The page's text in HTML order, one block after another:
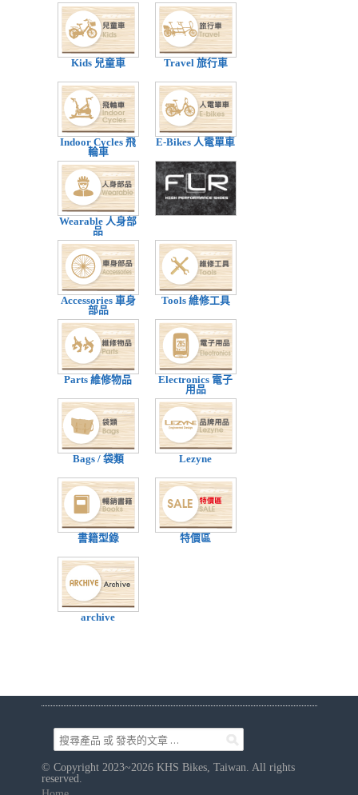
Kids 兒童車 Travel 旅行車
Indoor Cycles 飛
輪車
E-Bikes 人電單車
Wearable 人身部
品
Accessories 車身
部品
Tools 維修工具
Parts 維修物品
Electronics 電子
用品
Bags / 袋類 Lezyne
書籍型錄 特價區
archive
© Copyright 2023~2026 KHS Bikes, Taiwan. All rights
reserved.